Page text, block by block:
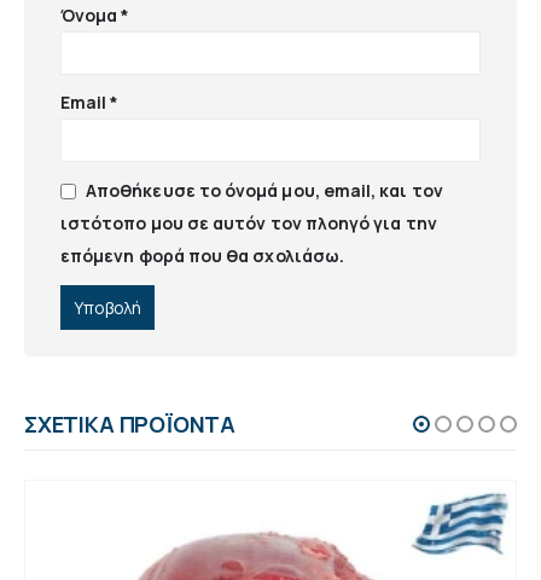
Όνομα*
Email*
Αποθήκευσε το όνομά μου, email, και τον
ιστότοπο μου σε αυτόν τον πλοηγό για την
επόμενη φορά που θα σχολιάσω.
ΣΧΕΤΙΚΆ ΠΡΟΪΌΝΤΑ